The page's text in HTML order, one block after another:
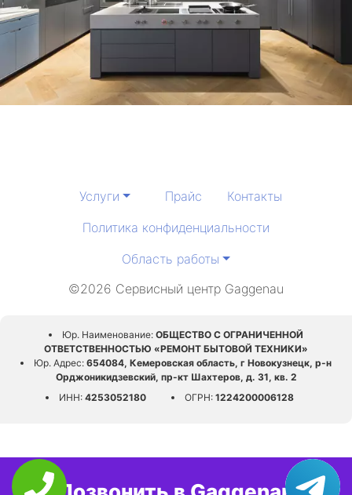
Услуги Прайс
Контакты
Политика конфиденциальности
Область работы
©2026 Сервисный центр Gaggenau
Юр. Наименование: ОБЩЕСТВО С ОГРАНИЧЕННОЙ
ОТВЕТСТВЕННОСТЬЮ «РЕМОНТ БЫТОВОЙ ТЕХНИКИ»
Юр. Адрес: 654084, Кемеровская область, г Новокузнецк, р-н
Орджоникидзевский, пр-кт Шахтеров, д. 31, кв. 2
ИНН: 4253052180 ОГРН: 1224200006128